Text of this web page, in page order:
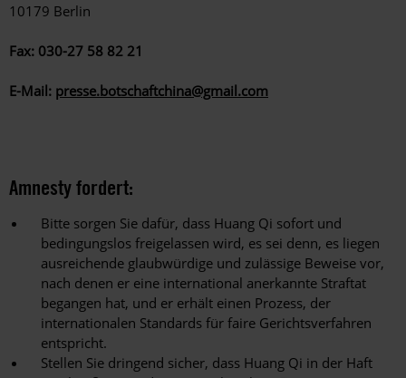
10179 Berlin
Fax: 030-27 58 82 21
E-Mail: presse.botschaftchina@gmail.com
Amnesty fordert:
Bitte sorgen Sie dafür, dass Huang Qi sofort und
bedingungslos freigelassen wird, es sei denn, es liegen
ausreichende glaubwürdige und zulässige Beweise vor,
nach denen er eine international anerkannte Straftat
begangen hat, und er erhält einen Prozess, der
internationalen Standards für faire Gerichtsverfahren
entspricht.
Stellen Sie dringend sicher, dass Huang Qi in der Haft